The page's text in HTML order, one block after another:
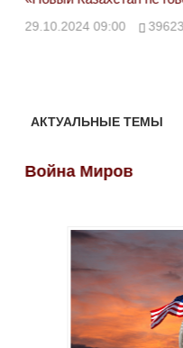
29.10.2024 09:00 39623
АКТУАЛЬНЫЕ ТЕМЫ
Война Миров